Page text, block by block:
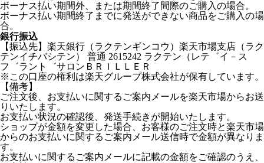
ボーナス払い期間外、または期間終了間際のご購入の場合。
ボーナス払い期間終了までに発送ができない商品をご購入の場
合。
銀行振込
【振込先】楽天銀行（ラクテンギンコウ）楽天市場支店（ラク
テンイチバシテン） 普通 2615242 ラクテン（レテ゛イ－ス
フ゛ラント゛サロンＢＲＩＬＬＥＲ
※この口座の権利は楽天グループ株式会社が保有しています。
【備考】
ご注文後、お支払いに関するご案内メールを楽天市場からお送
りいたします。
お支払い状況の確認後、発送手続きが開始いたします。
ショップが金額を変更した場合、お客様のご注文時と楽天市場
からのお支払いに関するご案内メール送信時で金額が異なりま
す。
お支払いに関するご案内メールに記載の金額をご確認のうえ、